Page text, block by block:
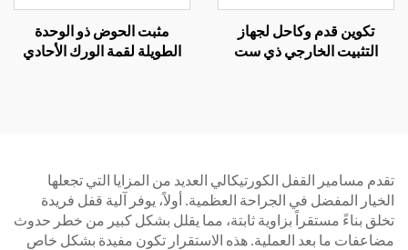
تكوين قدم وكاحل لجهاز
التثبيت الخارجي ذي ست
مثبت الحوض ذو الوحدة
الطويلة لقمة الورك الأحادي
تقدم مسامير القفل الكورتيكالي العديد من المزايا التي تجعلها
الخيار المفضل في الجراحة العظمية. أولاً، يوفر آلية قفل فريدة
تخلق بناءً مستقراً بزاوية ثابتة، مما يقلل بشكل كبير من خطر حدوث
مضاعفات ما بعد العملية. هذه الاستقرار تكون مفيدة بشكل خاص